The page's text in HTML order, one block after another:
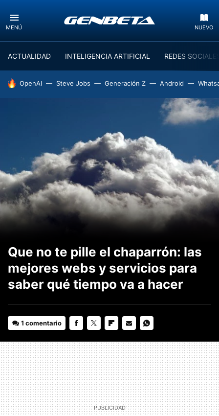
MENÚ NUEVO
ACTUALIDAD INTELIGENCIA ARTIFICIAL REDES
HOY SE HABLA DE
OpenAI Steve Jobs Generación Z Android
Que no te pille el chaparrón: las
mejores webs y servicios para
saber qué tiempo va a hacer
1 comentario
MAIL